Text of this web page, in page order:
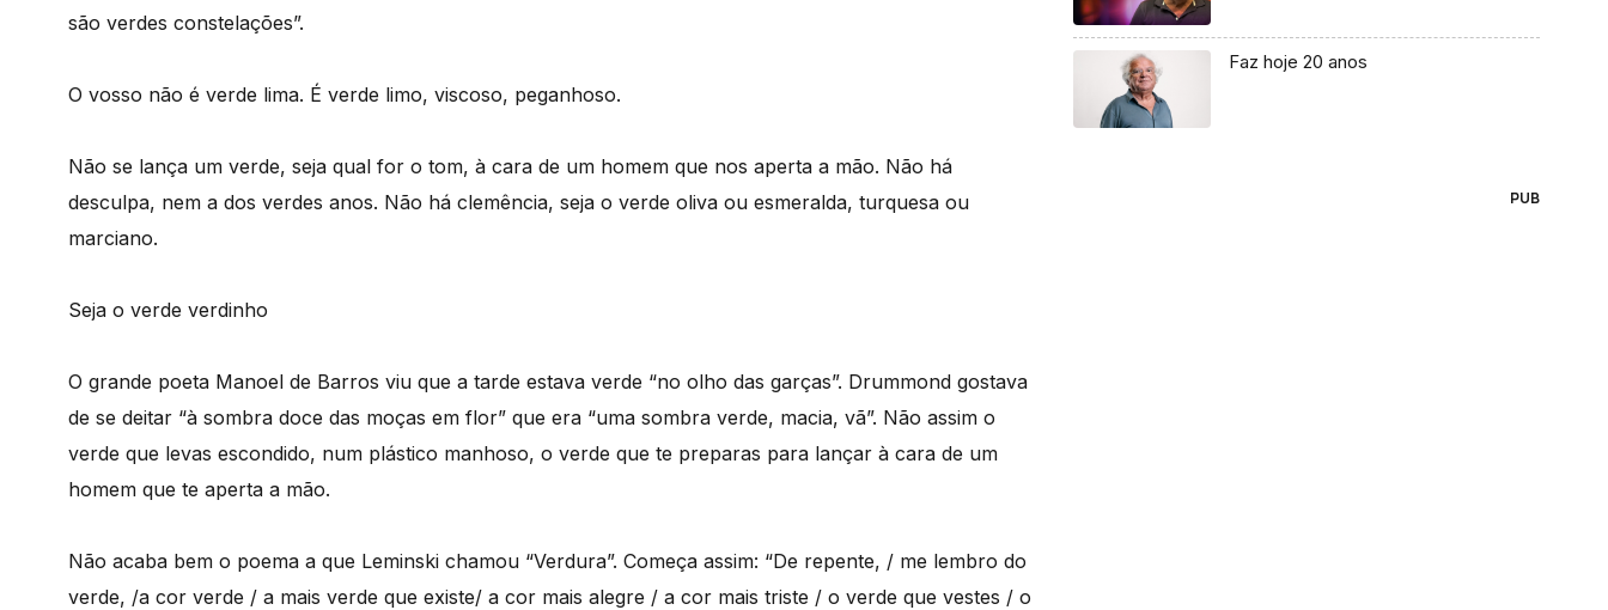
são verdes constelações”.
O vosso não é verde lima. É verde limo, viscoso, peganhoso.
Não se lança um verde, seja qual for o tom, à cara de um homem que nos aperta a mão. Não há
desculpa, nem a dos verdes anos. Não há clemência, seja o verde oliva ou esmeralda, turquesa ou
marciano.
Seja o verde verdinho
O grande poeta Manoel de Barros viu que a tarde estava verde “no olho das garças”. Drummond gostava
de se deitar “à sombra doce das moças em flor” que era “uma sombra verde, macia, vã”. Não assim o
verde que levas escondido, num plástico manhoso, o verde que te preparas para lançar à cara de um
homem que te aperta a mão.
Não acaba bem o poema a que Leminski chamou “Verdura”. Começa assim: “De repente, / me lembro do
verde, /a cor verde / a mais verde que existe/ a cor mais alegre / a cor mais triste / o verde que vestes / o
Faz hoje 20 anos
PUB